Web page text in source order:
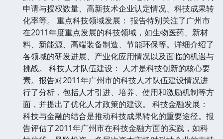
申请与授权数量、高新技术企业认定情况、科技成果转
化率等。 重点科技领域发展： 报告特别关注了广州市
在2011年度重点发展的科技领域，如生物医药、新材
料、新能源、高端装备制造、节能环保等。详细介绍了
各领域的研发进展、产业化应用情况以及面临的机遇与
挑战。 科技人才队伍建设： 人才是科技创新的核心要
素。报告对2011年广州市的科技人才队伍建设情况进
行了分析，包括人才引进、培养、使用和激励机制等方
面，并提出了优化人才政策的建议。 科技金融发展：
科技与金融的结合是推动科技成果转化的重要途径。报
告评估了2011年广州市在科技金融方面的实践，如科